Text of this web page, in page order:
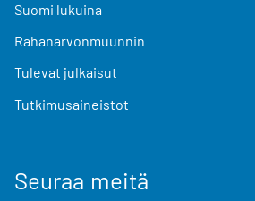
Suomi lukuina
Rahanarvonmuunnin
Tulevat julkaisut
Tutkimusaineistot
Seuraa meitä